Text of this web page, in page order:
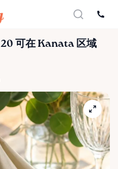
20 可在 Kanata 区域